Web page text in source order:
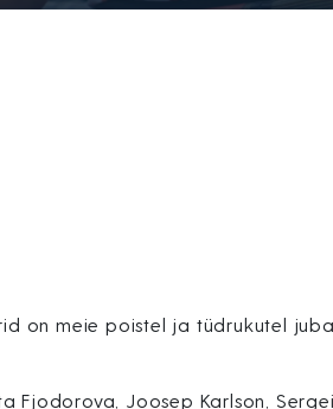
on meie poistel ja tüdrukutel
Fjodorova, Joosep Karlson, Sergei